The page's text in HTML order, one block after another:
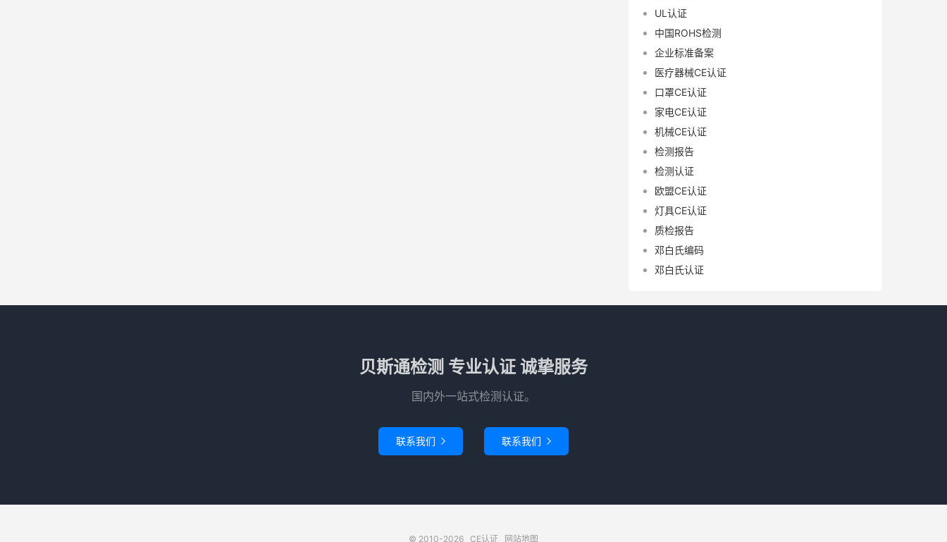
UL认证
中国ROHS检测
企业标准备案
医疗器械CE认证
口罩CE认证
家电CE认证
机械CE认证
检测报告
检测认证
欧盟CE认证
灯具CE认证
质检报告
邓白氏编码
邓白氏认证
贝斯通检测 专业认证 诚挚服务
国内外一站式检测认证。
联系我们  联系我们 
© 2010-2026 CE认证 网站地图